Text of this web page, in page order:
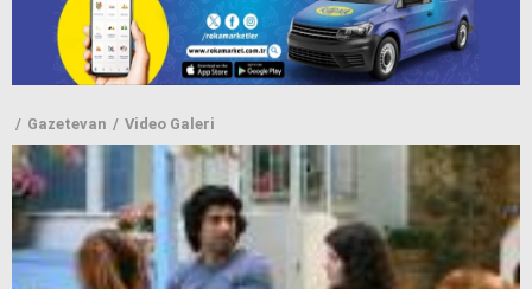
Gazetevan Video Galeri